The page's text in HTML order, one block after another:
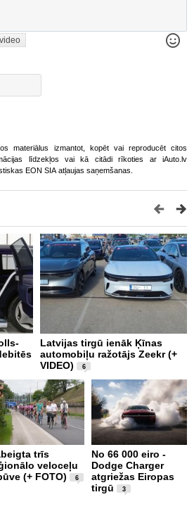
materiālus izmantot, kopēt vai reproducēt citos
līdzekļos vai kā citādi rīkoties ar iAuto.lv
EON SIA atļaujas saņemšanas.
Latvijas tirgū ienāk Ķīnas
automobiļu ražotājs Zeekr (+
VIDEO)
6
trīs
veloceļu
(+ FOTO)
6
No 66 000 eiro -
Dodge Charger
atgriežas Eiropas
tirgū
3